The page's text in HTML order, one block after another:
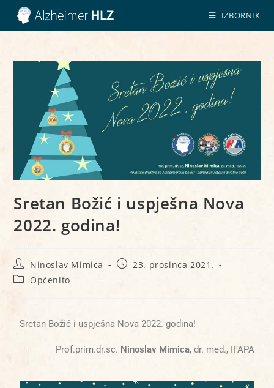
IZBORNIK
Sretan Božić i uspješna Nova
2022. godina!
Ninoslav Mimica
23. prosinca 2021.
Općenito
Sretan Božić i uspješna Nova 2022. godina!
Prof.prim.dr.sc. Ninoslav Mimica, dr. med., IFAPA